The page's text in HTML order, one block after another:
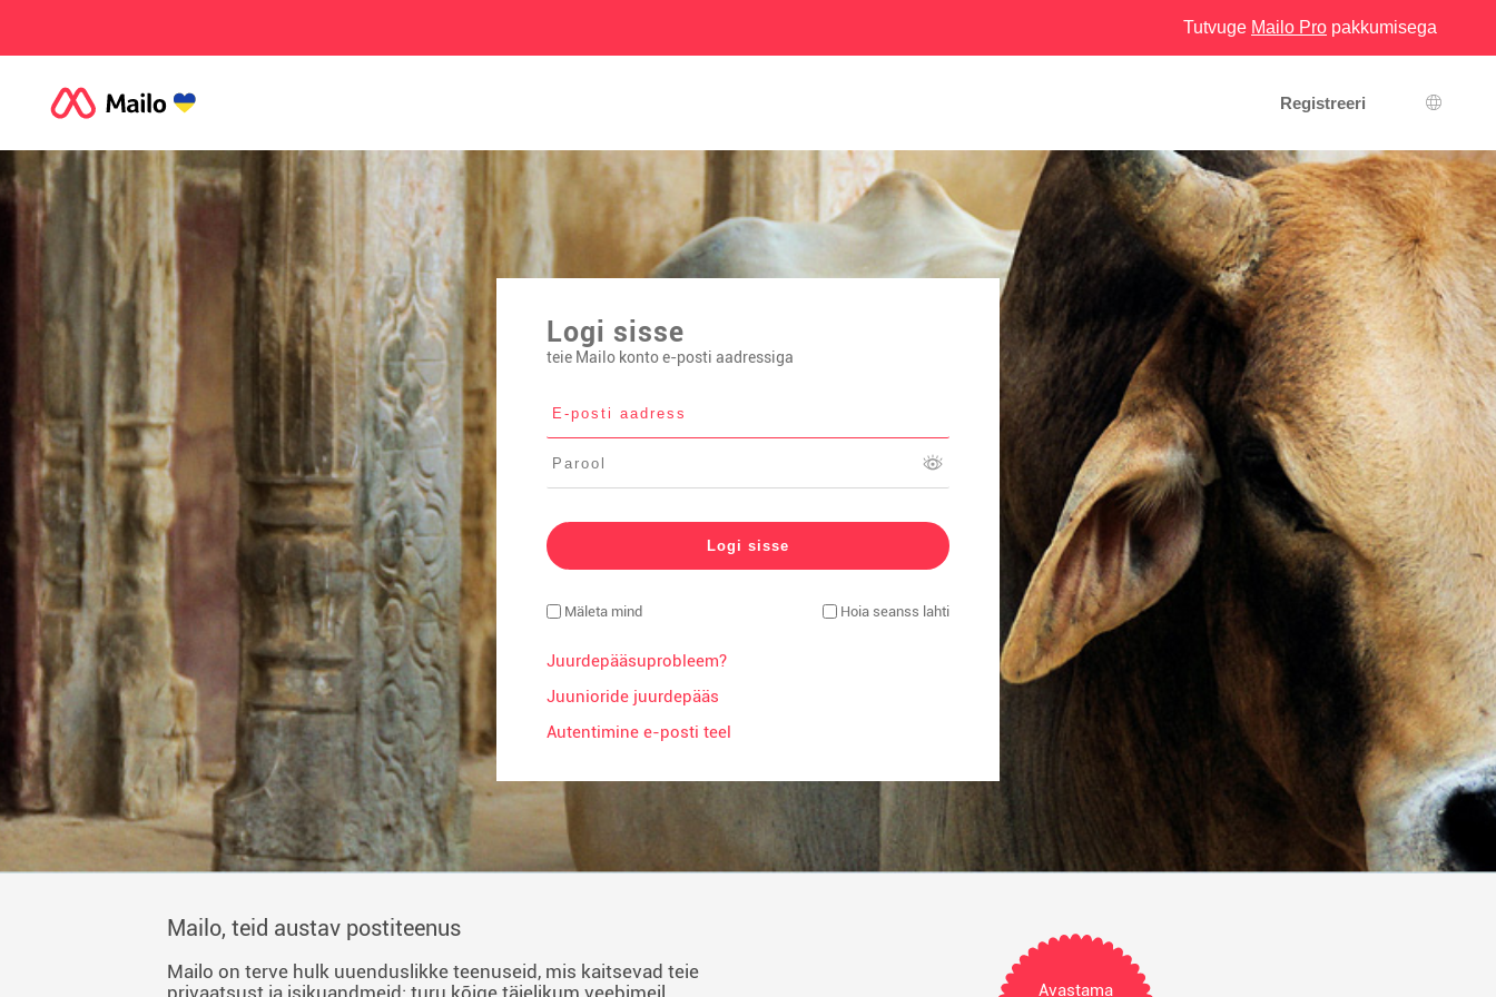
Tutvuge Mailo Pro pakkumisega
Registreeri
Logi sisse
teie Mailo konto e-posti aadressiga
Mäleta mind Hoia seanss lahti
Juurdepääsuprobleem?
Juunioride juurdepääs
Autentimine e-posti teel
Mailo, teid austav postiteenus
Mailo on terve hulk uuenduslikke teenuseid, mis kaitsevad teie
privaatsust ja isikuandmeid: turu kõige täielikum veebimeil,
Avastama